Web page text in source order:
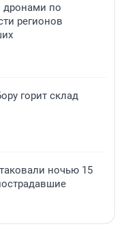
дронами по
регионов
горит склад
ночью 15